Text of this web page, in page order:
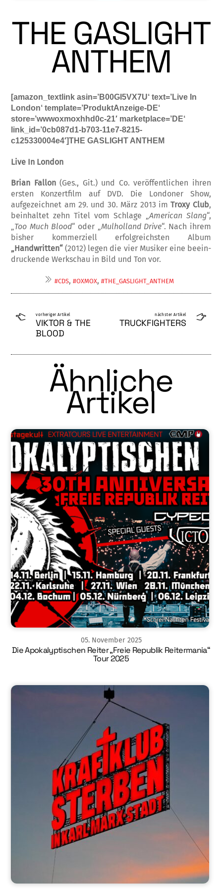
THE GASLIGHT
ANTHEM
[amazon_textlink asin=’B00GI5VX7U‘ text=’Live In
London‘ template=’ProduktAnzeige-DE‘
store=’wwwoxmoxhhd0c-21′ marketplace=’DE‘
link_id=’0cb087d1-b703-11e7-8215-
c125330004e4′]THE GASLIGHT ANTHEM
Live In London
Brian Fallon(Ges., Git.) und Co. ver­öf­fent­lichen ihren
ersten Konzertfilm auf DVD. Die Londoner Show,
aufgezeichnet am 29. und 30. März 2013 imTroxy Club,
be­in­hal­tet zehn Titel vom Schlage „American Sla­ng“,
„Too Much Blood“ oder „Mulholland Dri­­ve“. Nach ihrem
bisher kommerziell er­folg­­­reichs­ten Album
„Handwritten“ (2012) le­gen die vier Musiker eine be­ein­
druck­ende Werkschau in Bild und Ton vor.
#CDS,#OXMOX,#THE_GASLIGHT_ANTHEM
vorheriger Artikel
VIKTOR & THE
BLOOD
nächster Artikel
TRUCKFIGHTERS
Ähnliche
Artikel
05. November 2025
Die Apokalyptischen Reiter „Freie Republik Reitermania“
Tour 2025